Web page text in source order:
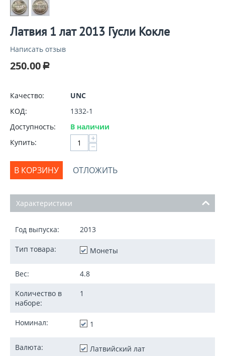
Латвия 1 лат 2013 Гусли Кокле
Написать отзыв
250.00 Р
Качество:
UNC
КОД:
1332-1
Доступность:
В наличии
Купить:
+
−
В КОРЗИНУ ОТЛОЖИТЬ
Характеристики
Год выпуска: 2013
Тип товара: Монеты
Вес: 4.8
Количество в
наборе:
1
Номинал: 1
Валюта: Латвийский лат